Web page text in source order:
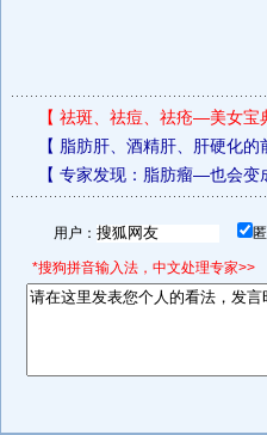
【 祛斑、祛痘、祛疮—美女宝
【 脂肪肝、酒精肝、肝硬化的
【 专家发现：脂肪瘤—也会变
用户：
*搜狗拼音输入法，中文处理专家>>